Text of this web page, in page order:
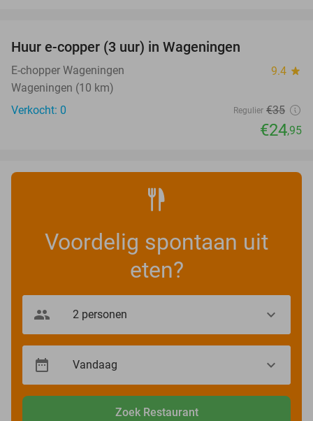
TODAY
Huur e-copper (3 uur) in Wageningen
E-chopper Wageningen 9.4 star
Wageningen (10 km)
Verkocht: 0
Regulier €35
€24,95
Voordelig spontaan uit
eten?
Zoek Restaurant